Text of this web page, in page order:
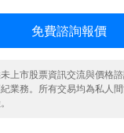
免費諮詢報價
上市股票資訊交流與價格
業務。所有交易均為私人